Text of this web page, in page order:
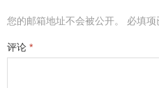
您的邮箱地址不会被公开。 必填项
评论 *